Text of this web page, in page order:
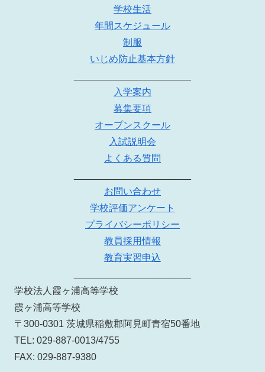
学校生活
年間スケジュール
制服
いじめ防止基本方針
入学案内
募集要項
オープンスクール
入試説明会
よくある質問
お問い合わせ
学校評価アンケート
プライバシーポリシー
教員採用情報
教育実習申込
学校法人霞ヶ浦高等学校
霞ヶ浦高等学校
〒300-0301 茨城県稲敷郡阿見町青宿50番地
TEL: 029-887-0013/4755
FAX: 029-887-9380